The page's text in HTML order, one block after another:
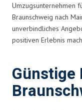
Umzugsunternehmen
Braunschweig nach
unverbindliches
positiven Erlebnis
Günstige